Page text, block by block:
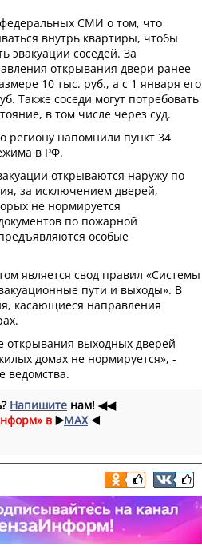
СМИ о том, что
внутрь квартиры, чтобы
эвакуации соседей. За
открывания двери ранее
10 тыс. руб., а с 1 января его
Также соседи могут потребовать
в том числе через суд.
региону напомнили пункт 34
в РФ.
открываются наружу по
за исключением дверей,
не нормируется
по пожарной
особые
является свод правил «Системы
пути и выходы». В
касающиеся направления
открывания выходных дверей
домах не нормируется», -
ведомства.
Напишите нам! ◀◀
в ▶️MAX ◀️